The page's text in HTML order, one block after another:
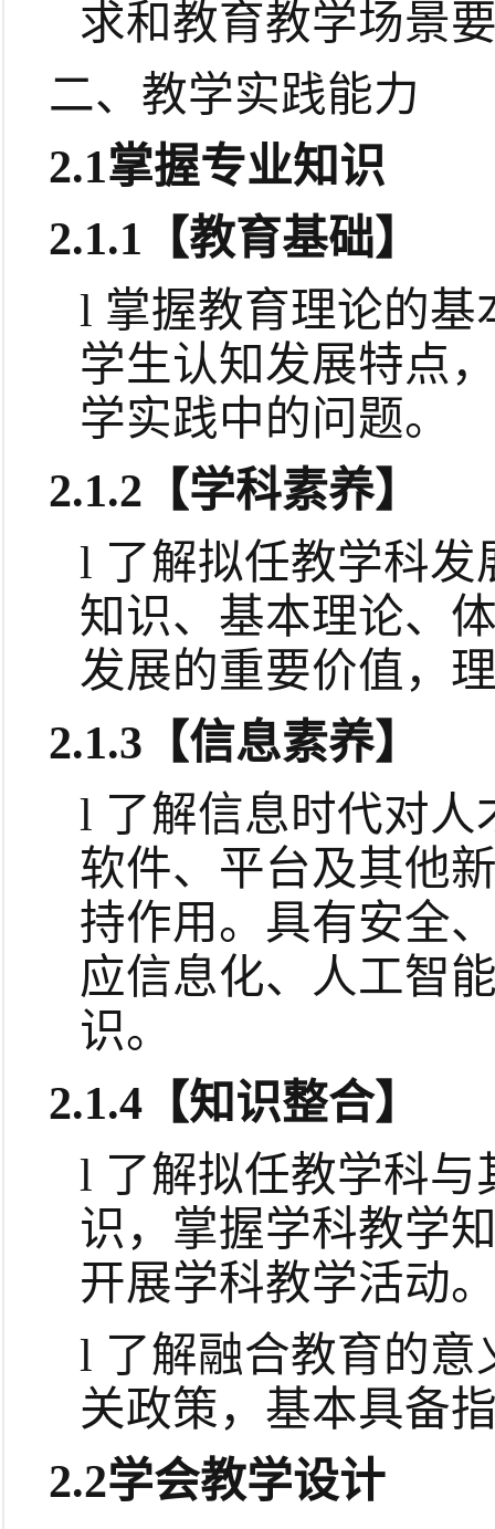
求和教育教学场景
二、教学实践能力
2.1掌握专业知识
2.1.1 【教育基础】
l 掌握教育理论的
学生认知发展特点
学实践中的问题。
2.1.2 【学科素养】
l 了解拟任教学科
知识、基本理论、
发展的重要价值，
2.1.3 【信息素养】
l 了解信息时代对
软件、平台及其他
持作用。具有安全
应信息化、人工智
识。
2.1.4 【知识整合】
l 了解拟任教学科
识，掌握学科教学
开展学科教学活动
l 了解融合教育的
关政策，基本具备
2.2学会教学设计